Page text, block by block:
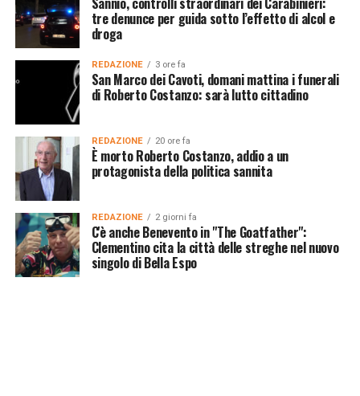
tre denunce per guida sotto l’effetto di alcol e
droga
REDAZIONE 3 ore fa
San Marco dei Cavoti, domani mattina i funerali
di Roberto Costanzo: sarà lutto cittadino
REDAZIONE 20 ore fa
È morto Roberto Costanzo, addio a un
protagonista della politica sannita
REDAZIONE 2 giorni fa
C'è anche Benevento in "The Goatfather":
Clementino cita la città delle streghe nel nuovo
singolo di Bella Espo